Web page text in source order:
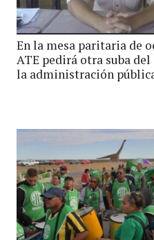
En la mesa paritaria de
ATE pedirá otra suba del
la administración